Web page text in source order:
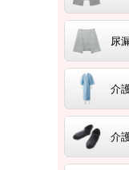
尿
介
介